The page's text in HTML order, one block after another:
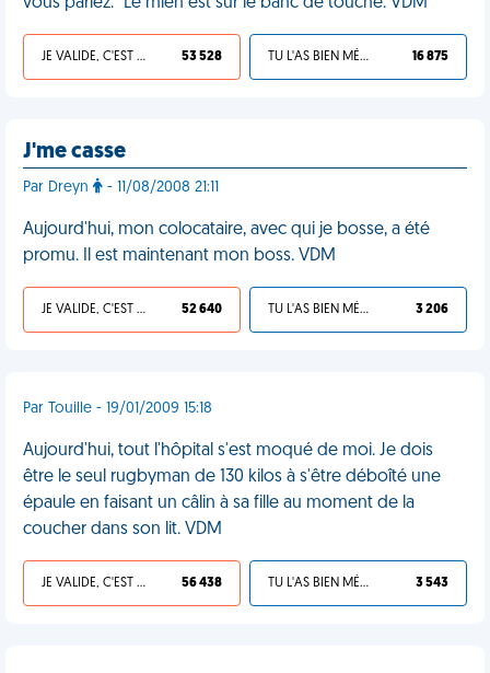
JE VALIDE, C'EST UNE VDM 53 528 TU L'AS BIEN MÉRITÉ 16 875
J'me casse
Par Dreyn - 11/08/2008 21:11
Aujourd'hui, mon colocataire, avec qui je bosse, a été
promu. Il est maintenant mon boss. VDM
JE VALIDE, C'EST UNE VDM 52 640 TU L'AS BIEN MÉRITÉ 3 206
Par Touille - 19/01/2009 15:18
Aujourd'hui, tout l'hôpital s'est moqué de moi. Je dois
être le seul rugbyman de 130 kilos à s'être déboîté une
épaule en faisant un câlin à sa fille au moment de la
coucher dans son lit. VDM
JE VALIDE, C'EST UNE VDM 56 438 TU L'AS BIEN MÉRITÉ 3 543